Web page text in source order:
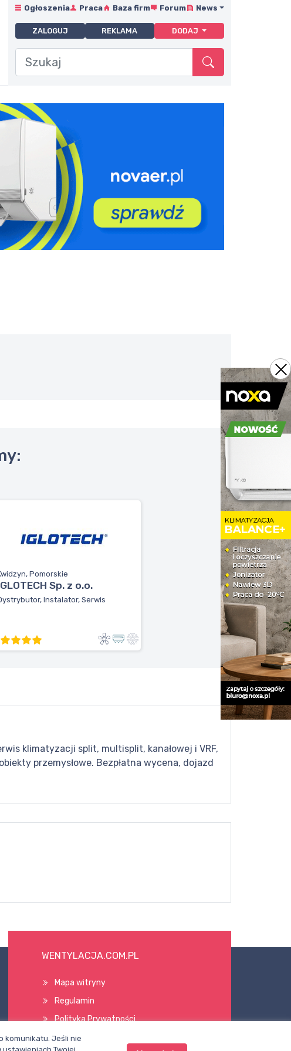
Ogłoszenia Praca Baza firm Forum News
ZALOGUJ REKLAMA DODAJ
Pomorskie
Sp. z o.o.
Instalator, Serwis
klimatyzacji split, multisplit, kanałowej i VRF,
przemysłowe. Bezpłatna wycena, dojazd
WENTYLACJA.COM.PL
Mapa witryny
Regulamin
Polityka Prywatności
Pomoc
komunikatu. Jeśli nie